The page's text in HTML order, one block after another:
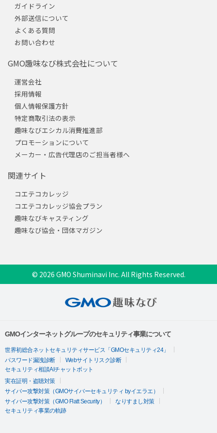
ガイドライン
外部送信について
よくある質問
お問い合わせ
GMO趣味なび株式会社について
運営会社
採用情報
個人情報保護方針
特定商取引法の表示
趣味なびエシカル消費推進部
プロモーションについて
メーカー・広告代理店のご担当者様へ
関連サイト
コエテコカレッジ
コエテコカレッジ協会プラン
趣味なびキャスティング
趣味なび協会・団体マガジン
© 2026 GMO Shuminavi Inc. All Rights Reserved.